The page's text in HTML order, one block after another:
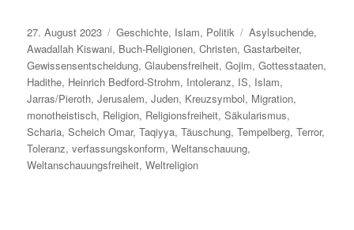
Veröffentlicht
am
27. August 2023 Kategorien
Geschichte, Islam, Politik Schlagwörter
Asylsuchende,
Awadallah Kiswani, Buch-Religionen,Christen,Gastarbeiter,
Gewissensentscheidung,Glaubensfreiheit,Gojim,Gottesstaaten,
Hadithe, Heinrich Bedford-Strohm, Intoleranz, IS, Islam,
Jarras/Pieroth,Jerusalem,Juden, Kreuzsymbol, Migration,
monotheistisch, Religion, Religionsfreiheit,Säkularismus,
Scharia,Scheich Omar,Taqiyya,Täuschung,Tempelberg,Terror,
Toleranz,verfassungskonform,Weltanschauung,
Weltanschauungsfreiheit,Weltreligion